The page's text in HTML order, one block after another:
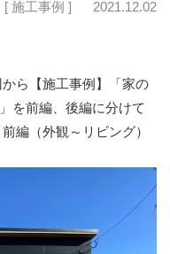
[ 施工事例 ] 2021.12.02
ら【施工事例】「家の
を前編、後編に分けて
編（外観～リビング）